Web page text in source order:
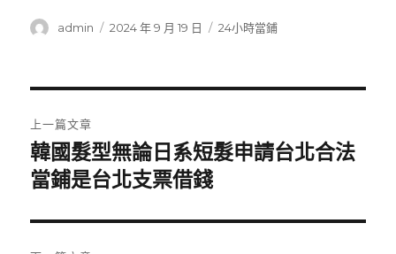
作
admin
發
2024 年 9 月 19 日
分
24小時當鋪
章
導
覽
上一篇文章
上
一
文
章:
韓國髮型無論日系短髮申請台北合法
當鋪是台北支票借錢